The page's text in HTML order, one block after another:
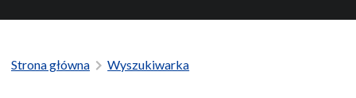
Strona główna Wyszukiwarka